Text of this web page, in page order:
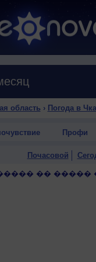
область › Погода в
Профи
Почасовой
�� �����